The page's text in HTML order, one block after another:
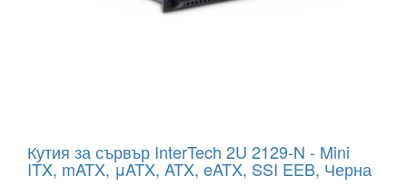
Кутия за сървър InterTech 2U 2129-N - Mini
ITX, mATX, μATX, ATX, eATX, SSI EEB, Черна